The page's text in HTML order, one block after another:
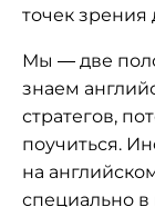
точек зрения
Мы — две
знаем
стратегов,
поучиться.
на
специально в